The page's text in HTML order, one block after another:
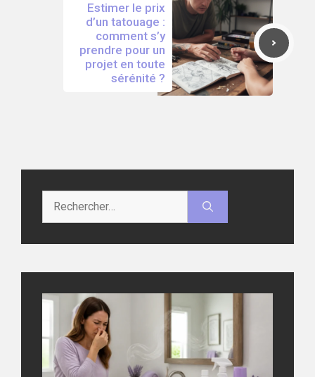
Estimer le prix
d’un tatouage :
comment s’y
prendre pour un
projet en toute
sérénité ?